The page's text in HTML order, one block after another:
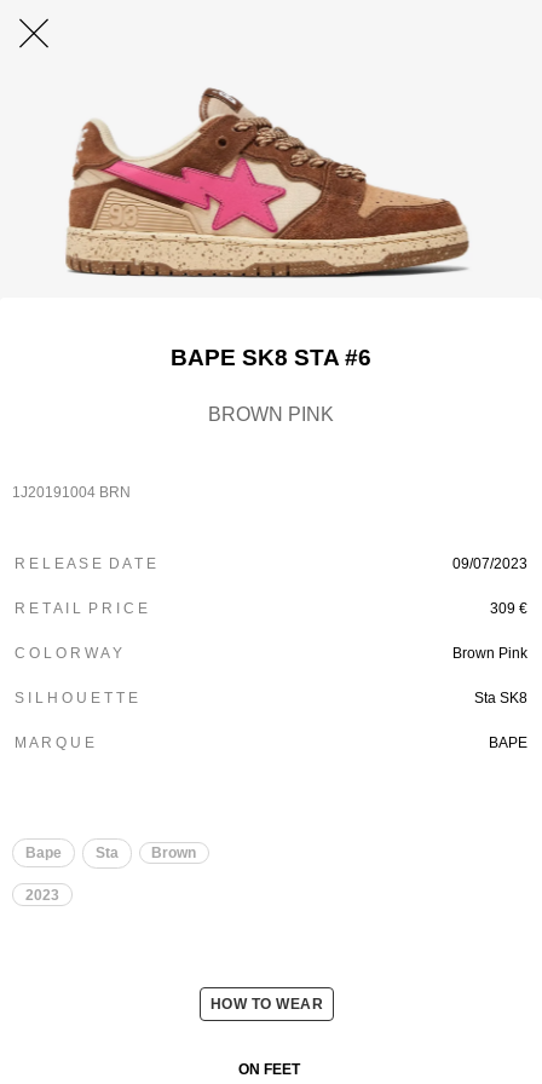
BAPE SK8 STA #6
BROWN PINK
1J20191004 BRN
R E L E A S E D A T E 09/07/2023
R E T A I L P R I C E 309 €
C O L O R W A Y Brown Pink
S I L H O U E T T E Sta SK8
M A R Q U E BAPE
Bape Sta Brown
2023
HOW TO WEAR
ON FEET